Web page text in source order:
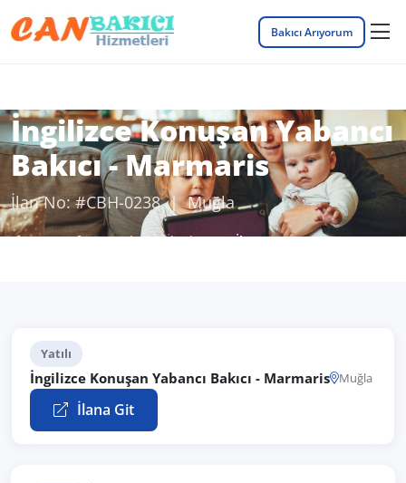
Bakıcı Arıyorum
İngilizce Konuşan Yabancı
Bakıcı - Marmaris
İlan No: #CBH-0238 | Muğla
Anasayfa Bakıcı İş İlanları İlan Detayı
Yatılı
İngilizce Konuşan Yabancı Bakıcı - Marmaris Muğla
İlana Git